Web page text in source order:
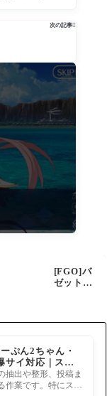
次の記事
ぷん2ちゃん・
サイ対応｜スマ
プリ FGOのまと
抽出や整形、投稿ま
業です。特にスマ
[FGO]バ
ゼットさ
光の御
子…大英
雄クー・
フーリン